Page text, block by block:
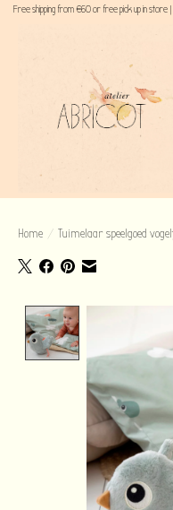
Free shipping from €60 or free pick up in store
Home / Tuimelaar speelgoed